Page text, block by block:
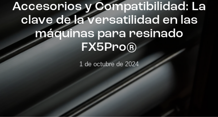
Accesorios y Compatibilidad: La
clave de la versatilidad en las
máquinas para resinado
FX5Pro®
1 de octubre de 2024